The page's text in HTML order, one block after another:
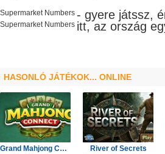
Supermarket Numbers - gyere játssz,
itt, az ország
Supermarket Numbers
HASONLÓ JÁTÉKOK... ONLINE
Grand Mahjong Connect River of Secrets